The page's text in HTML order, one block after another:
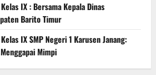
IX : Bersama Kepala Dinas
Barito Timur
IX SMP Negeri 1 Karusen Janang:
Mimpi